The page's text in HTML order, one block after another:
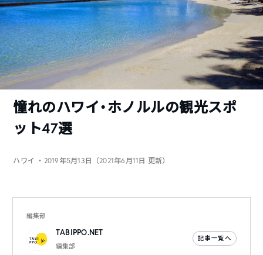
憧れのハワイ・ホノルルの観光スポ
ット47選
ハワイ ・2019年5月13日（2021年6月11日 更新）
編集部
TABIPPO.NET
編集部
記事一覧へ